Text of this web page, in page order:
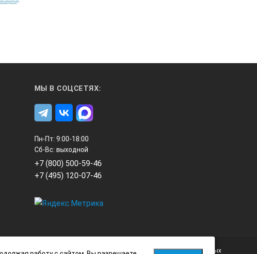
МЫ В СОЦСЕТЯХ:
Пн-Пт: 9:00-18:00
Сб-Вс: выходной
+7 (800) 500-59-46
+7 (495) 120-07-46
Политика обработки персональных данных